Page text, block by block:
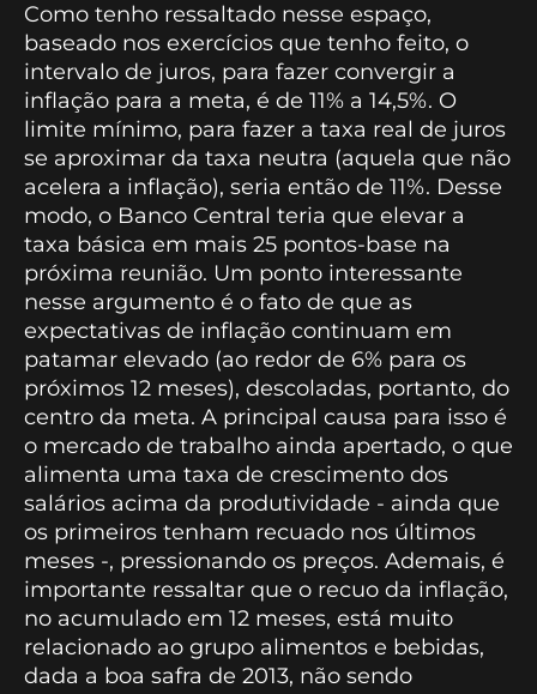
Como tenho ressaltado nesse espaço,
baseado nos exercícios que tenho feito, o
intervalo de juros, para fazer convergir a
inflação para a meta, é de 11% a 14,5%. O
limite mínimo, para fazer a taxa real de juros
se aproximar da taxa neutra (aquela que não
acelera a inflação), seria então de 11%. Desse
modo, o Banco Central teria que elevar a
taxa básica em mais 25 pontos-base na
próxima reunião. Um ponto interessante
nesse argumento é o fato de que as
expectativas de inflação continuam em
patamar elevado (ao redor de 6% para os
próximos 12 meses), descoladas, portanto, do
centro da meta. A principal causa para isso é
o mercado de trabalho ainda apertado, o que
alimenta uma taxa de crescimento dos
salários acima da produtividade - ainda que
os primeiros tenham recuado nos últimos
meses -, pressionando os preços. Ademais, é
importante ressaltar que o recuo da inflação,
no acumulado em 12 meses, está muito
relacionado ao grupo alimentos e bebidas,
dada a boa safra de 2013, não sendo